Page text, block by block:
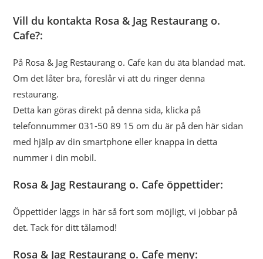
Vill du kontakta Rosa & Jag Restaurang o.
Cafe?:
På Rosa & Jag Restaurang o. Cafe kan du äta blandad mat.
Om det låter bra, föreslår vi att du ringer denna
restaurang.
Detta kan göras direkt på denna sida, klicka på
telefonnummer 031-50 89 15 om du är på den här sidan
med hjälp av din smartphone eller knappa in detta
nummer i din mobil.
Rosa & Jag Restaurang o. Cafe öppettider:
Öppettider läggs in här så fort som möjligt, vi jobbar på
det. Tack för ditt tålamod!
Rosa & Jag Restaurang o. Cafe meny: